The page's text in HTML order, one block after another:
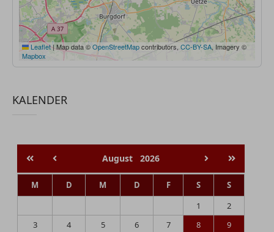
Leaflet|Map data ©OpenStreetMapcontributors, CC-BY-SA, Imagery ©
Mapbox
KALENDER
August 2026
M D M D F S
S
1
2
3
4 5 6 7 8
9